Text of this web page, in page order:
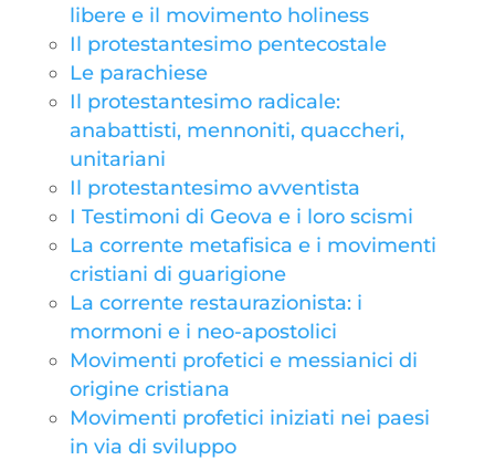
libere e il movimento holiness
Il protestantesimo pentecostale
Le parachiese
Il protestantesimo radicale:
anabattisti, mennoniti, quaccheri,
unitariani
Il protestantesimo avventista
I Testimoni di Geova e i loro scismi
La corrente metafisica e i movimenti
cristiani di guarigione
La corrente restaurazionista: i
mormoni e i neo-apostolici
Movimenti profetici e messianici di
origine cristiana
Movimenti profetici iniziati nei paesi
in via di sviluppo